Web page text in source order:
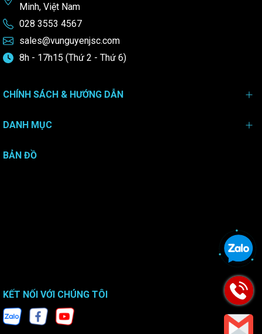
Minh, Việt Nam
028 3553 4567
sales@vunguyenjsc.com
8h - 17h15 (Thứ 2 - Thứ 6)
CHÍNH SÁCH & HƯỚNG DẪN
DANH MỤC
BẢN ĐỒ
KẾT NỐI VỚI CHÚNG TÔI